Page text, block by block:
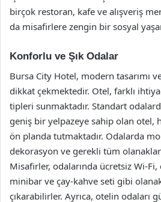
birçok restoran, kafe ve alışveriş
da misafirlere zengin bir sosyal
Konforlu ve Şık Odalar
Bursa City Hotel, modern tasarımı
dikkat çekmektedir. Otel, farklı
tipleri sunmaktadır. Standart
geniş bir yelpazeye sahip olan otel,
ön planda tutmaktadır. Odalarda
dekorasyon ve gerekli tüm
Misafirler, odalarında ücretsiz Wi-
minibar ve çay-kahve seti gibi
çıkarabilirler. Ayrıca, otelin odaları